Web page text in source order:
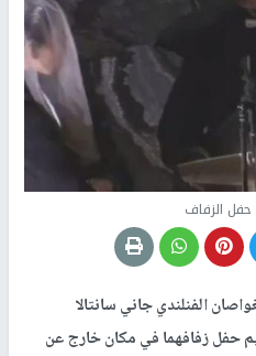
الزفاف
الفنلندي جاني سانتالا
حفل زفافهما في مكان خارج عن